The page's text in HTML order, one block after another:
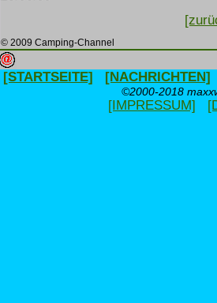
© 2009 Camping-Channel
[STARTSEITE] [NACHRICHTEN]
©2000-2018
[IMPRESSUM]